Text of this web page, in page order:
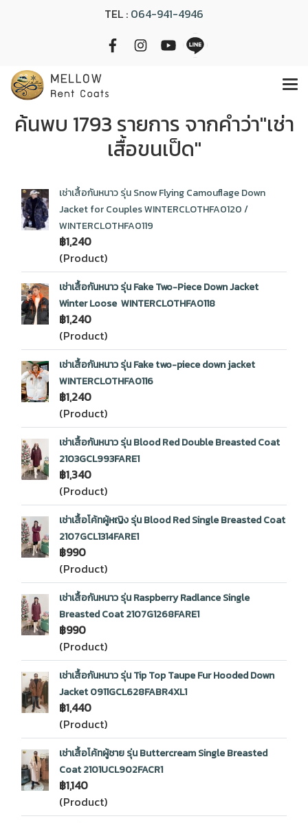
TEL : 064-941-4946
ค้นพบ 1793 รายการ จากคำว่า"เช่า
เสื้อขนเป็ด"
เช่าเสื้อกันหนาว รุ่น Snow Flying Camouflage Down
Jacket for Couples WINTERCLOTHFA0120 /
WINTERCLOTHFA0119
฿1,240
(Product)
เช่าเสื้อกันหนาว รุ่น Fake Two-Piece Down Jacket
Winter Loose WINTERCLOTHFA0118
฿1,240
(Product)
เช่าเสื้อกันหนาว รุ่น Fake two-piece down jacket
WINTERCLOTHFA0116
฿1,240
(Product)
เช่าเสื้อกันหนาว รุ่น Blood Red Double Breasted Coat
2103GCL993FARE1
฿1,340
(Product)
เช่าเสื้อโค้ทผู้หญิง รุ่น Blood Red Single Breasted Coat
2107GCL1314FARE1
฿990
(Product)
เช่าเสื้อกันหนาว รุ่น Raspberry Radlance Single
Breasted Coat 2107G1268FARE1
฿990
(Product)
เช่าเสื้อกันหนาว รุ่น Tip Top Taupe Fur Hooded Down
Jacket 0911GCL628FABR4XL1
฿1,440
(Product)
เช่าเสื้อโค้ทผู้ชาย รุ่น Buttercream Single Breasted
Coat 2101UCL902FACR1
฿1,140
(Product)